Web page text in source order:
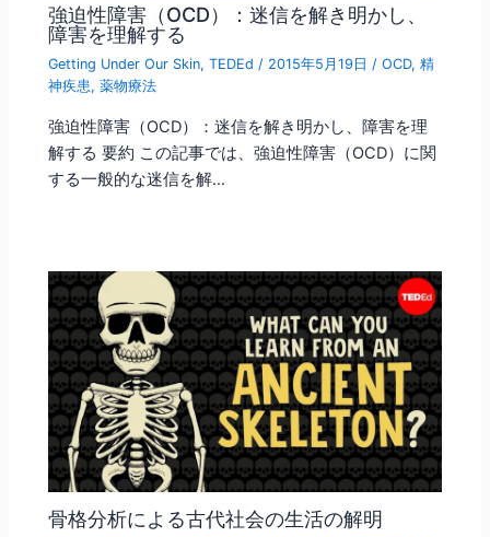
強迫性障害（OCD）：迷信を解き明かし、
障害を理解する
Getting Under Our Skin,TEDEd / 2015年5月19日/OCD,精
神疾患,薬物療法
強迫性障害（OCD）：迷信を解き明かし、障害を理
解する 要約 この記事では、強迫性障害（OCD）に関
する一般的な迷信を解…
骨格分析による古代社会の生活の解明